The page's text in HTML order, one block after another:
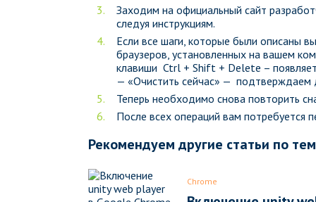
Заходим на официальный сайт
следуя инструкциям.
Если все шаги, которые были описаны
браузеров, установленных на вашем
клавиши Ctrl + Shift + Delete –
— «Очистить сейчас» — подтверждаем
Теперь необходимо снова повторить
После всех операций вам потребуется
Рекомендуем другие статьи по
Chrome